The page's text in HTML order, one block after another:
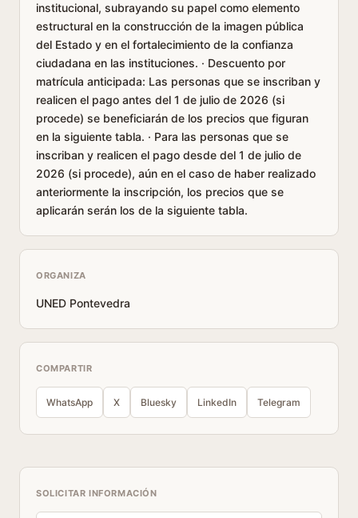
institucional, subrayando su papel como elemento
estructural en la construcción de la imagen pública
del Estado y en el fortalecimiento de la confianza
ciudadana en las instituciones. · Descuento por
matrícula anticipada: Las personas que se inscriban y
realicen el pago antes del 1 de julio de 2026 (si
procede) se beneficiarán de los precios que figuran
en la siguiente tabla. · Para las personas que se
inscriban y realicen el pago desde del 1 de julio de
2026 (si procede), aún en el caso de haber realizado
anteriormente la inscripción, los precios que se
aplicarán serán los de la siguiente tabla.
ORGANIZA
UNED Pontevedra
COMPARTIR
WhatsApp X Bluesky LinkedIn Telegram
SOLICITAR INFORMACIÓN